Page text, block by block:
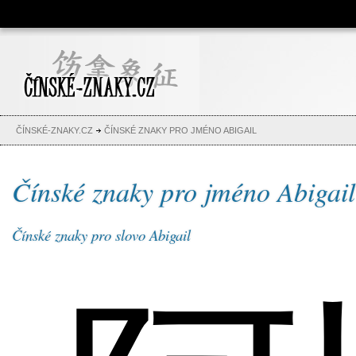
Čínské znaky, česko-čínský
slovník, abeceda, jména,
tetování
ČÍNSKÉ-ZNAKY.CZ ČÍNSKÉ ZNAKY PRO JMÉNO ABIGAIL
Čínské znaky pro jméno Abigail
Čínské znaky pro slovo Abigail